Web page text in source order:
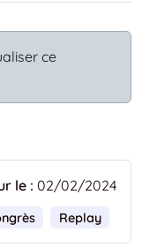
ce
le : 02/02/2024
Replay